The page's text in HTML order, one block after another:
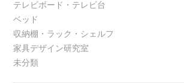
テレビボード・テレビ台
ベッド
収納棚・ラック・シェルフ
家具デザイン研究室
未分類